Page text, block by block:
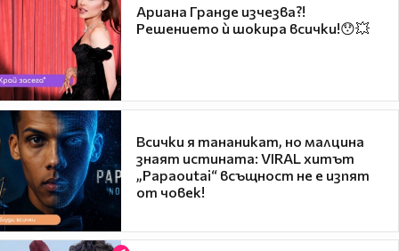
Ариана Гранде изчезва?!
Решението ѝ шокира всички!😯💥
Всички я тананикат, но малцина
знаят истината: VIRAL хитът
„Papaoutai“ всъщност не е изпят
от човек!